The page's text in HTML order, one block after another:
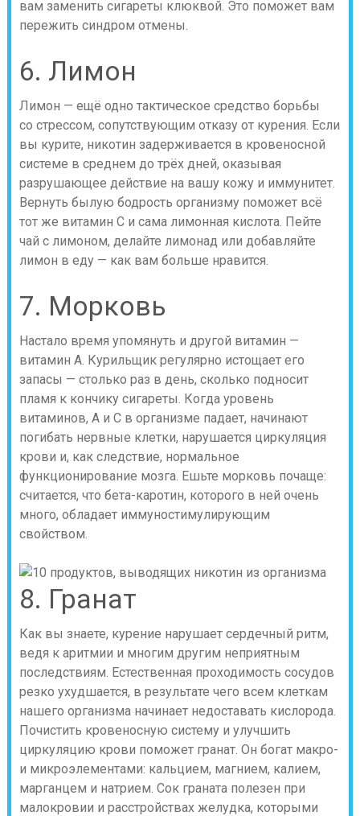
вам заменить сигареты клюквой. Это поможет вам
пережить синдром отмены.
6. Лимон
Лимон — ещё одно тактическое средство борьбы
со стрессом, сопутствующим отказу от курения. Если
вы курите, никотин задерживается в кровеносной
системе в среднем до трёх дней, оказывая
разрушающее действие на вашу кожу и иммунитет.
Вернуть былую бодрость организму поможет всё
тот же витамин С и сама лимонная кислота. Пейте
чай с лимоном, делайте лимонад или добавляйте
лимон в еду — как вам больше нравится.
7. Морковь
Настало время упомянуть и другой витамин —
витамин А. Курильщик регулярно истощает его
запасы — столько раз в день, сколько подносит
пламя к кончику сигареты. Когда уровень
витаминов, А и С в организме падает, начинают
погибать нервные клетки, нарушается циркуляция
крови и, как следствие, нормальное
функционирование мозга. Ешьте морковь почаще:
считается, что бета-каротин, которого в ней очень
много, обладает иммуностимулирующим
свойством.
8. Гранат
Как вы знаете, курение нарушает сердечный ритм,
ведя к аритмии и многим другим неприятным
последствиям. Естественная проходимость сосудов
резко ухудшается, в результате чего всем клеткам
нашего организма начинает недоставать кислорода.
Почистить кровеносную систему и улучшить
циркуляцию крови поможет гранат. Он богат макро-
и микроэлементами: кальцием, магнием, калием,
марганцем и натрием. Сок граната полезен при
малокровии и расстройствах желудка, которыми